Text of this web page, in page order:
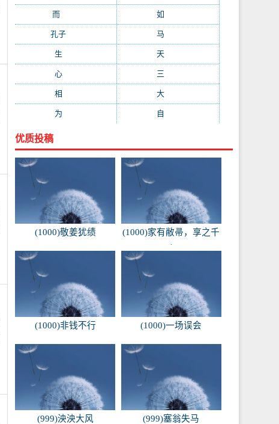
而 如
孔子 马
生 天
心(85) 三
相 大
为 自
优质投稿
(1000)敬姜犹绩
(1000)家有敝帚，享之千
金
(1000)非钱不行 (1000)一场误会
(999)泱泱大风 (999)塞翁失马